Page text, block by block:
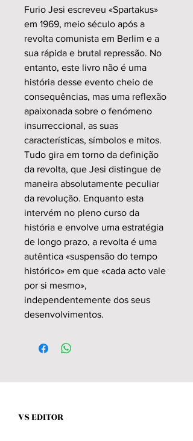
Furio Jesi escreveu «Spartakus»
em 1969, meio século após a
revolta comunista em Berlim e a
sua rápida e brutal repressão. No
entanto, este livro não é uma
história desse evento cheio de
consequências, mas uma reflexão
apaixonada sobre o fenómeno
insurreccional, as suas
características, símbolos e mitos.
Tudo gira em torno da definição
da revolta, que Jesi distingue de
maneira absolutamente peculiar
da revolução. Enquanto esta
intervém no pleno curso da
história e envolve uma estratégia
de longo prazo, a revolta é uma
autêntica «suspensão do tempo
histórico» em que «cada acto vale
por si mesmo»,
independentemente dos seus
desenvolvimentos.
VS EDITOR